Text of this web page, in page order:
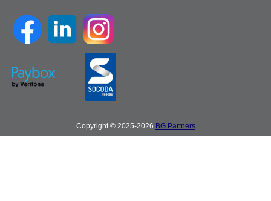
Copyright © 2025-2026 BG Partners